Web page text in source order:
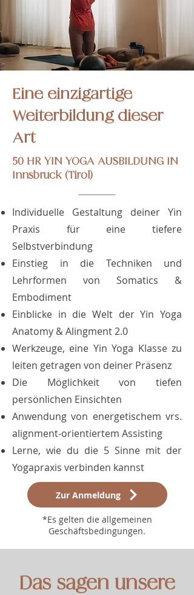
Eine einzigartige
Weiterbildung dieser
Art
50 HR YIN YOGA AUSBILDUNG IN
Innsbruck (Tirol)
Individuelle Gestaltung deiner Yin
Praxis für eine tiefere
Selbstverbindung
Einstieg in die Techniken und
Lehrformen von Somatics &
Embodiment
Einblicke in die Welt der Yin Yoga
Anatomy & Alingment 2.0
Werkzeuge, eine Yin Yoga Klasse zu
leiten getragen von deiner Präsenz
Die Möglichkeit von tiefen
persönlichen Einsichten
Anwendung von energetischem vrs.
alignment-orientiertem Assisting
Lerne, wie du die 5 Sinne mit der
Yogapraxis verbinden kannst
Zur Anmeldung
*Es gelten die allgemeinen
Geschäftsbedingungen.
Das sagen unsere